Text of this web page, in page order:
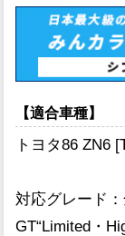
【適合車種】
トヨタ86 ZN6
対応グレード
GT“Limited・